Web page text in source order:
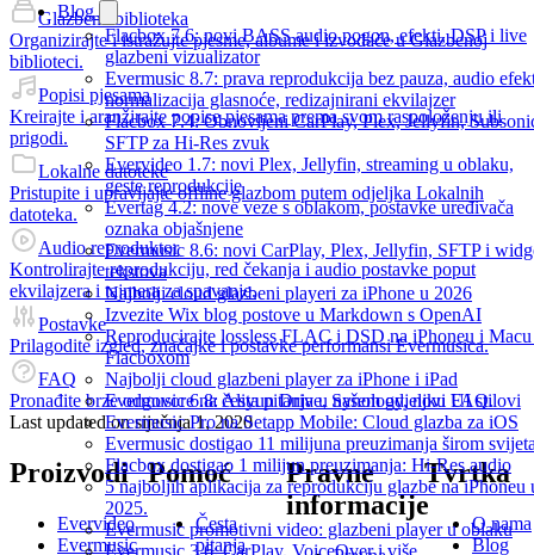
Blog
Flacbox 7.6: novi BASS audio pogon, efekti, DSP i live
glazbeni vizualizator
Evermusic 8.7: prava reprodukcija bez pauza, audio
normalizacija glasnoće, redizajnirani ekvilajzer
Flacbox 7.4: Obnovljeni CarPlay, Plex, Jellyfin,
SFTP za Hi-Res zvuk
Evervideo 1.7: novi Plex, Jellyfin, streaming u oblaku,
geste reprodukcije
Evertag 4.2: nove veze s oblakom, postavke uređivača
oznaka objašnjene
Evermusic 8.6: novi CarPlay, Plex, Jellyfin, SFTP i
tekstova
Najbolji cloud glazbeni playeri za iPhone u 2026
Izvezite Wix blog postove u Markdown s OpenAI
Reproducirajte lossless FLAC i DSD na iPhoneu i Macu
Flacboxom
Najbolji cloud glazbeni player za iPhone i iPad
Evermusic 6.8: Aliyun Drive, Synology, novi UI stilovi
Evermusic Pro na Setapp Mobile: Cloud glazba za iOS
Evermusic dostigao 11 milijuna preuzimanja širom
Flacbox dostigao 1 milijun preuzimanja: Hi-Res audio
5 najboljih aplikacija za reprodukciju glazbe na iPhoneu
2025.
Evermusic promotivni video: glazbeni player u oblaku
Evermusic 3.6: CarPlay, VoiceOver i više
Glazbena biblioteka
Organizirajte i istražujte pjesme, albume i izvođače u Glazbenoj
biblioteci.
Popisi pjesama
Kreirajte i aranžirajte popise pjesama prema svom raspoloženju ili
prigodi.
Lokalne datoteke
Pristupite i upravljajte offline glazbom putem odjeljka Lokalnih
datoteka.
Audio reproduktor
Kontrolirajte reprodukciju, red čekanja i audio postavke poput
ekvilajzera i tajmera za spavanje.
Postavke
Prilagodite izgled, značajke i postavke performansi Evermusicа.
FAQ
Pronađite brze odgovore na česta pitanja u našem odjeljku FAQ.
Last updated onsiječnja 1, 2020
Proizvodi
Evervideo
Evermusic
Pomoć
Česta
pitanja
Pravne
informacije
Tvrtka
O nama
Blog